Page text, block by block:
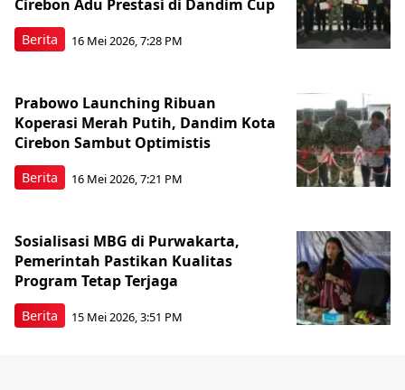
Berita
Cirebon Adu Prestasi di Dandim Cup
16 Mei 2026, 7:28 PM
Berita
Prabowo Launching Ribuan
Koperasi Merah Putih, Dandim Kota
Cirebon Sambut Optimistis
16 Mei 2026, 7:21 PM
Berita
Sosialisasi MBG di Purwakarta,
Pemerintah Pastikan Kualitas
Program Tetap Terjaga
15 Mei 2026, 3:51 PM